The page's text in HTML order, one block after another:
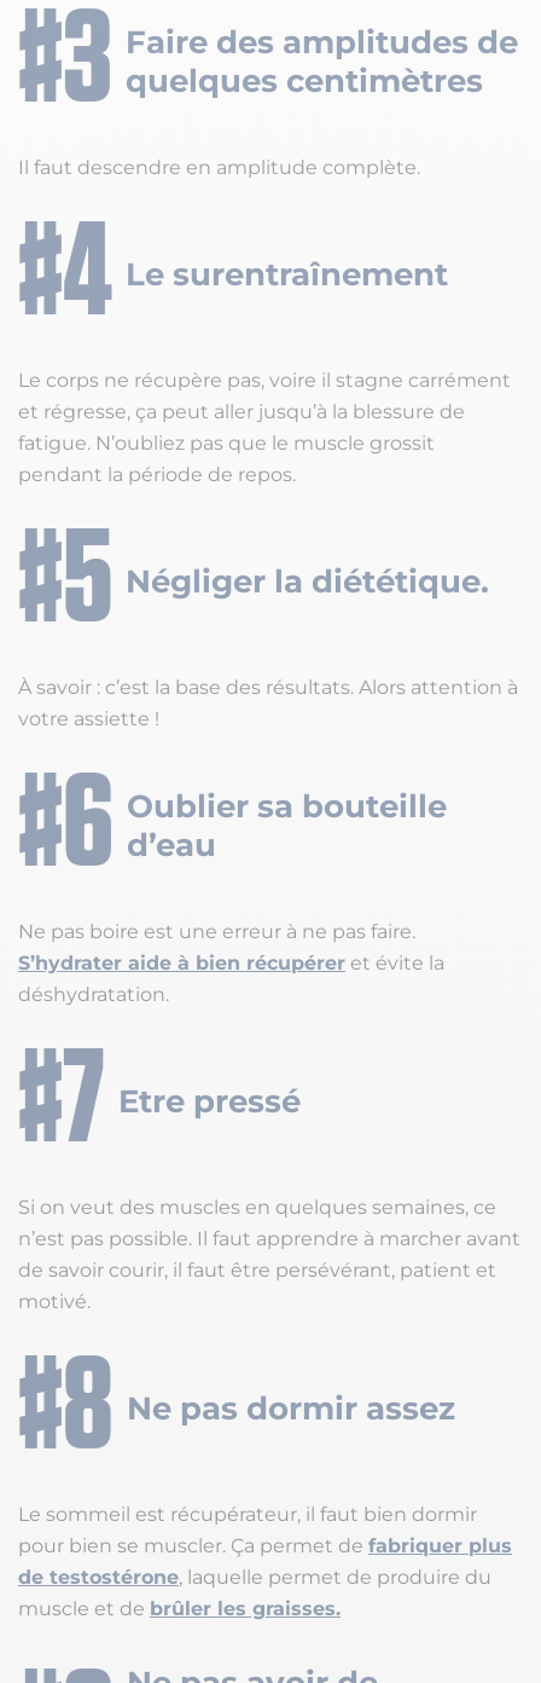
Faire des amplitudes de
quelques centimètres
Il faut descendre en amplitude complète.
Le surentraînement
Le corps ne récupère pas, voire il stagne carrément
et régresse, ça peut aller jusqu’à la blessure de
fatigue. N’oubliez pas que le muscle grossit
pendant la période de repos.
Négliger la diététique.
À savoir : c’est la base des résultats. Alors attention à
votre assiette !
Oublier sa bouteille
d’eau
Ne pas boire est une erreur à ne pas faire.
S’hydrater aide à bien récupérer et évite la
déshydratation.
Etre pressé
Si on veut des muscles en quelques semaines, ce
n’est pas possible. Il faut apprendre à marcher avant
de savoir courir, il faut être persévérant, patient et
motivé.
Ne pas dormir assez
Le sommeil est récupérateur, il faut bien dormir
pour bien se muscler. Ça permet de fabriquer plus
de testostérone, laquelle permet de produire du
muscle et de brûler les graisses.